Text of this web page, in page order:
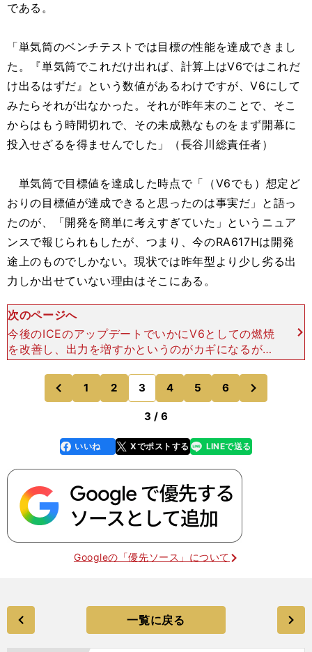
である。
「単気筒のベンチテストでは目標の性能を達成できまし
た。『単気筒でこれだけ出れば、計算上はV6ではこれだ
け出るはずだ』という数値があるわけですが、V6にして
みたらそれが出なかった。それが昨年末のことで、そこ
からはもう時間切れで、その未成熟なものをまず開幕に
投入せざるを得ませんでした」（長谷川総責任者）
単気筒で目標値を達成した時点で「（V6でも）想定ど
おりの目標値が達成できると思ったのは事実だ」と語っ
たのが、「開発を簡単に考えすぎていた」というニュア
ンスで報じられもしたが、つまり、今のRA617Hは開発
途上のものでしかない。現状では昨年型より少し劣る出
力しか出せていない理由はそこにある。
次のページへ
今後のICEのアップデートでいかにV6としての燃焼
を改善し、出力を増すかというのがカギになるが、
その方向性は見えつつあるという。「ベンチ上では
けっこう（成果が）見えているタマが出てきている
ので、近いう
前
のページへ
1 2 3 4 5 6
のページへ
3 / 6
faceboo
k
いいね Xでポストする
line LINEで送る
Googleの「優先ソース」について
一覧に戻る